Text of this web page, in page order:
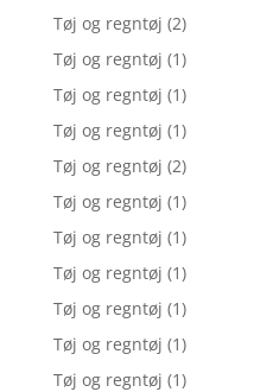
Tøj og regntøj (2)
Tøj og regntøj (1)
Tøj og regntøj (1)
Tøj og regntøj (1)
Tøj og regntøj (2)
Tøj og regntøj (1)
Tøj og regntøj (1)
Tøj og regntøj (1)
Tøj og regntøj (1)
Tøj og regntøj (1)
Tøj og regntøj (1)